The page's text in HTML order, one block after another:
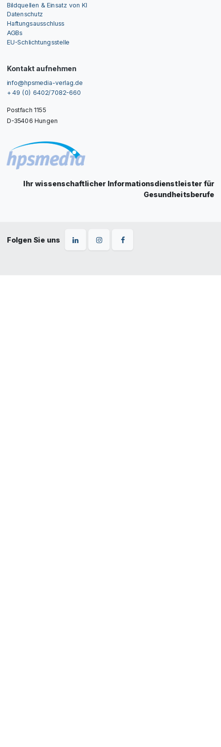
Bildquellen & Einsatz von KI
Datenschutz
Haftungsausschluss
AGBs
EU-Schlichtungsstelle
Kontakt aufnehmen
info@hpsmedia-verlag.de
+ 49 (0) 6402/7082-660
Postfach 1155
D-35406 Hungen
Ihr wissenschaftlicher Informationsdienstleister für
Gesundheitsberufe
Folgen Sie uns